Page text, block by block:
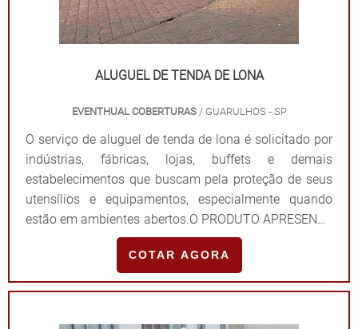
ALUGUEL DE TENDA DE LONA
EVENTHUAL COBERTURAS / GUARULHOS - SP
O serviço de aluguel de tenda de lona é solicitado por
indústrias, fábricas, lojas, buffets e demais
estabelecimentos que buscam pela proteção de seus
utensílios e equipamentos, especialmente quando
estão em ambientes abertos.O PRODUTO APRESENTA
DIVERSOS MODELOS E FORMATOSA tenda feita de
lona possui diversos modelos e formatos,
responsáveis por atender os mais variados
COTAR AGORA